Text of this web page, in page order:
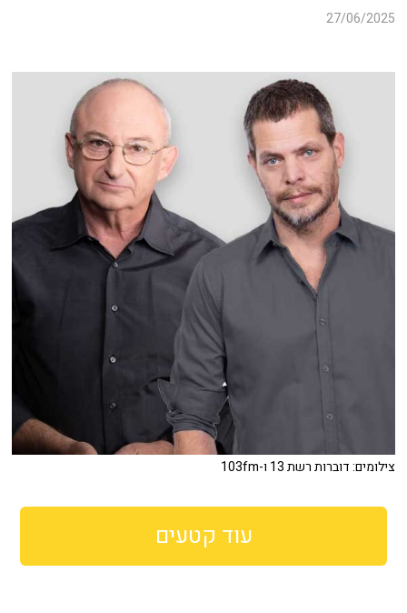
27/06/2025
צילומים: דוברות רשת 13 ו-103fm
עוד קטעים